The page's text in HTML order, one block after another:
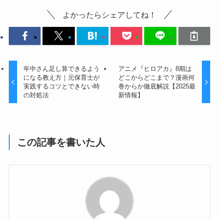
よかったらシェアしてね！
年中さん足し算できるよう
になる教え方｜元保育士が
実践するコツとできない時
の対処法
アニメ『ヒロアカ』8期は
どこからどこまで？漫画何
巻からか徹底解説【2025最
新情報】
この記事を書いた人